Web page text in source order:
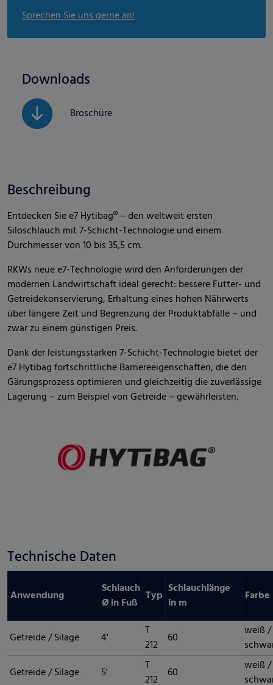
Sprechen Sie uns gerne an!
Downloads
Broschüre
Beschreibung
Entdecken Sie e7 Hytibag® – den weltweit ersten
Siloschlauch mit 7-Schicht-Technologie und einem
Durchmesser von 10 bis 35,5 cm.
RKWs neue e7-Technologie wird den Anforderungen der
modernen Landwirtschaft ideal gerecht: bessere Futter- und
Getreidekonservierung, Erhaltung eines hohen Nährwerts
über längere Zeit und Begrenzung der Produktabfälle – und
zwar zu einem günstigen Preis.
Dank der leistungsstarken 7-Schicht-Technologie bietet der
e7 Hytibag fortschrittliche Barriereeigenschaften, die den
Gärungsprozess optimieren und gleichzeitig die zuverlässige
Lagerung – zum Beispiel von Getreide – gewährleisten.
Technische Daten
Anwendung
Schlauch
Ø in Fuß Typ Schlauchlänge
in m
Farbe
Getreide / Silage 4'
T
212
60
weiß /
Getreide / Silage
5'
T
212
60
weiß /